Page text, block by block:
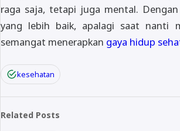
raga saja, tetapi juga mental.
yang lebih baik, apalagi saat nanti
semangat menerapkan gaya hidup
kesehatan
Related Posts